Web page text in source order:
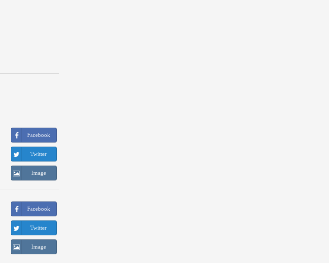
Facebook
Twitter
Image
Facebook
Twitter
Image